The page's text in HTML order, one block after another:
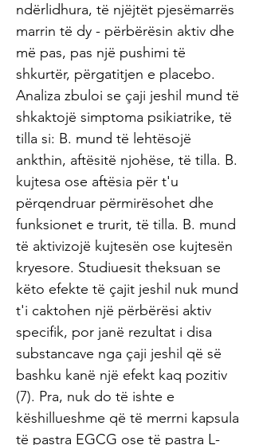
ndërlidhura, të njëjtët pjesëmarrës
marrin të dy - përbërësin aktiv dhe
më pas, pas një pushimi të
shkurtër, përgatitjen e placebo.
Analiza zbuloi se çaji jeshil mund të
shkaktojë simptoma psikiatrike, të
tilla si: B. mund të lehtësojë
ankthin, aftësitë njohëse, të tilla. B.
kujtesa ose aftësia për t'u
përqendruar përmirësohet dhe
funksionet e trurit, të tilla. B. mund
të aktivizojë kujtesën ose kujtesën
kryesore. Studiuesit theksuan se
këto efekte të çajit jeshil nuk mund
t'i caktohen një përbërësi aktiv
specifik, por janë rezultat i disa
substancave nga çaji jeshil që së
bashku kanë një efekt kaq pozitiv
(7). Pra, nuk do të ishte e
këshillueshme që të merrni kapsula
të pastra EGCG ose të pastra L-